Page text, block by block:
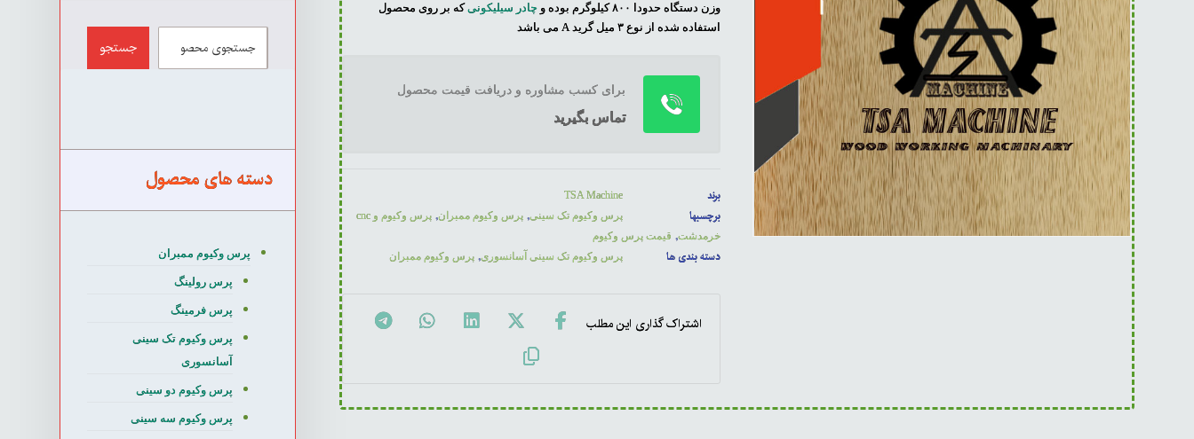
وزن دستگاه حدودا ۸۰۰ کیلوگرم بوده و چادر سیلیکونیکه بر روی محصول
استفاده شده از نوع ۳ میل گرید A می باشد
برای کسب مشاوره و دریافت قیمت محصول
تماس بگیرید
برند TSA Machine
برچسبها پرس وکیوم تک سینی, پرس وکیوم ممبران,
پرس وکیوم و cnc
خرمدشت, قیمت پرس وکیوم
دسته بندی ها پرس وکیوم تک سینی آسانسوری, پرس وکیوم ممبران
جستجو
دسته های محصول
پرس وکیوم ممبران
پرس رولینگ
پرس فرمینگ
پرس وکیوم تک سینی
آسانسوری
پرس وکیوم دو سینی
پرس وکیوم سه سینی